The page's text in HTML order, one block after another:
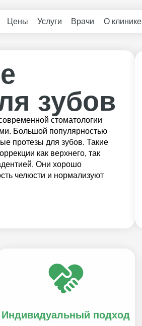
О клинике
Врачи
Цены Услуги
зубов
стоматологии
Большой популярностью
протезы для зубов. Такие
как верхнего, так
Они хорошо
челюсти и нормализуют
Индивидуальный подход